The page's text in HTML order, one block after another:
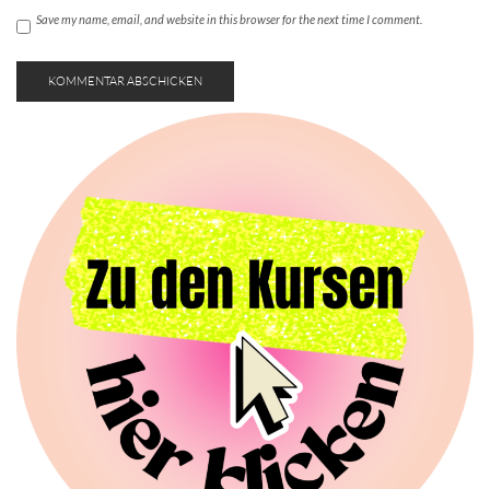
Save my name, email, and website in this browser for the next time I comment.